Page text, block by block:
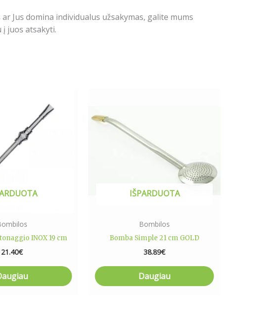
Jus domina individualus užsakymas, galite mums
juos atsakyti.
INOX 19 cm
21.40€
IŠPARDUOTA
Bombilos
Bomba Simple 21 cm GOLD
38.89€
Daugiau